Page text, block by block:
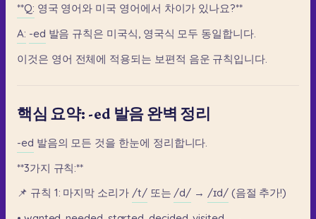
**Q: 영국 영어와 미국 영어에서 차이가 있나요?**
A: -ed 발음 규칙은 미국식, 영국식 모두 동일합니다.
이것은 영어 전체에 적용되는 보편적 음운 규칙입니다.
핵심 요약: -ed 발음 완벽 정리
-ed 발음의 모든 것을 한눈에 정리합니다.
**3가지 규칙:**
📌 규칙 1: 마지막 소리가 /t/ 또는 /d/ → /ɪd/ (음절 추가!)